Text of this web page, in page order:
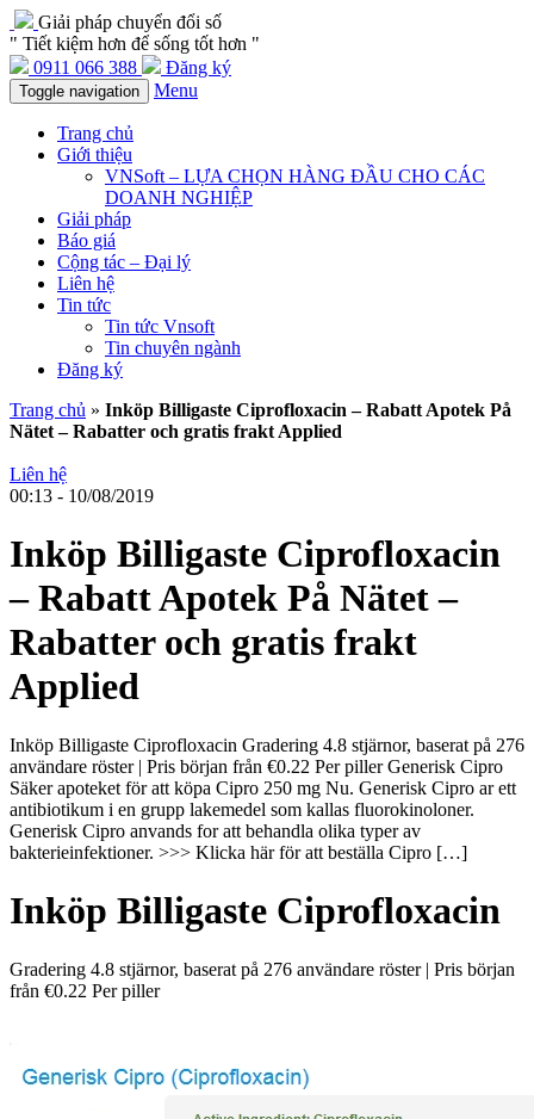
Giải pháp chuyển đổi số
" Tiết kiệm hơn để sống tốt hơn "
0911 066 388
Đăng ký
Toggle navigation Menu
Trang chủ
Giới thiệu
VNSoft – LỰA CHỌN HÀNG ĐẦU CHO CÁC
DOANH NGHIỆP
Giải pháp
Báo giá
Cộng tác – Đại lý
Liên hệ
Tin tức
Tin tức Vnsoft
Tin chuyên ngành
Đăng ký
Trang chủ » Inköp Billigaste Ciprofloxacin – Rabatt Apotek På
Nätet – Rabatter och gratis frakt Applied
Liên hệ
00:13 - 10/08/2019
Inköp Billigaste Ciprofloxacin
– Rabatt Apotek På Nätet –
Rabatter och gratis frakt
Applied
Inköp Billigaste Ciprofloxacin Gradering 4.8 stjärnor, baserat på 276
användare röster | Pris början från €0.22 Per piller Generisk Cipro
Säker apoteket för att köpa Cipro 250 mg Nu. Generisk Cipro ar ett
antibiotikum i en grupp lakemedel som kallas fluorokinoloner.
Generisk Cipro anvands for att behandla olika typer av
bakterieinfektioner. >>> Klicka här för att beställa Cipro […]
Inköp Billigaste Ciprofloxacin
Gradering 4.8 stjärnor, baserat på 276 användare röster| Pris början
från €0.22 Per piller